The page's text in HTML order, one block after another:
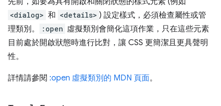
<dialog> 和 <details> ) 設定樣式，必須檢查屬性或管
理類別。
:open 虛擬類別會簡化這項作業，只在這些元素
目前處於開啟狀態時進行比對，讓 CSS 更簡潔且更具聲明
性。
詳情請參閱 :open 虛擬類別的 MDN 頁面。